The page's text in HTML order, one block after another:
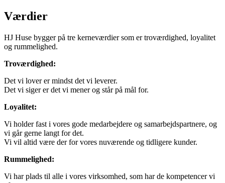
Værdier
HJ Huse bygger på tre kerneværdier som er troværdighed, loyalitet
og rummelighed.
Troværdighed:
​Det vi lover er mindst det vi leverer.
​Det vi siger er det vi mener og står på mål for.
Loyalitet:
​Vi holder fast i vores gode medarbejdere og samarbejdspartnere, og
vi går gerne langt for det.
​Vi vil altid være der for vores nuværende og tidligere kunder.
Rummelighed:
​Vi har plads til alle i vores virksomhed, som har de kompetencer vi